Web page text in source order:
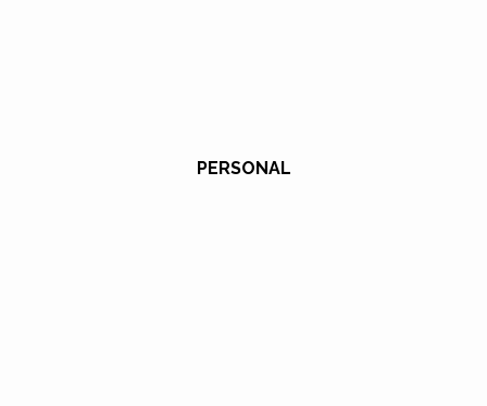
PERSONAL